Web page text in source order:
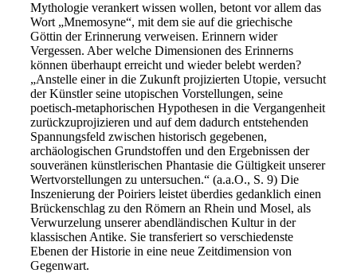
Mythologie verankert wissen wollen, betont vor allem das
Wort „Mnemosyne“, mit dem sie auf die griechische
Göttin der Erinnerung verweisen. Erinnern wider
Vergessen. Aber welche Dimensionen des Erinnerns
können überhaupt erreicht und wieder belebt werden?
„Anstelle einer in die Zukunft projizierten Utopie, versucht
der Künstler seine utopischen Vorstellungen, seine
poetisch-metaphorischen Hypothesen in die Vergangenheit
zurückzuprojizieren und auf dem dadurch entstehenden
Spannungsfeld zwischen historisch gegebenen,
archäologischen Grundstoffen und den Ergebnissen der
souveränen künstlerischen Phantasie die Gültigkeit unserer
Wertvorstellungen zu untersuchen.“ (a.a.O., S. 9) Die
Inszenierung der Poiriers leistet überdies gedanklich einen
Brückenschlag zu den Römern an Rhein und Mosel, als
Verwurzelung unserer abendländischen Kultur in der
klassischen Antike. Sie transferiert so verschiedenste
Ebenen der Historie in eine neue Zeitdimension von
Gegenwart.